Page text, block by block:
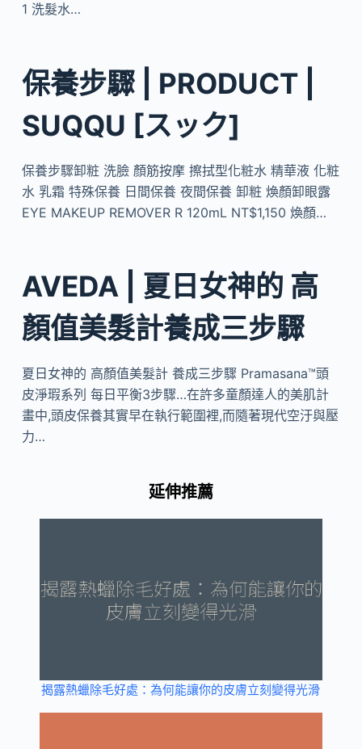
1 洗髮水…
保養步驟 | PRODUCT |
SUQQU [スック]
保養步驟卸粧 洗臉 顏筋按摩 擦拭型化粧水 精華液 化粧
水 乳霜 特殊保養 日間保養 夜間保養 卸粧 煥顏卸眼露
EYE MAKEUP REMOVER R 120mL NT$1,150 煥顏…
AVEDA | 夏日女神的 高
顏值美髮計養成三步驟
夏日女神的 高顏值美髮計 養成三步驟 Pramasana™頭
皮淨瑕系列 每日平衡3步驟…在許多童顏達人的美肌計
畫中,頭皮保養其實早在執行範圍裡,而隨著現代空汙與壓
力…
延伸推薦
揭露熱蠟除毛好處：為何能讓你的皮膚立刻變得光滑